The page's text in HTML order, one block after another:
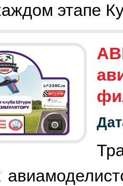
этапе